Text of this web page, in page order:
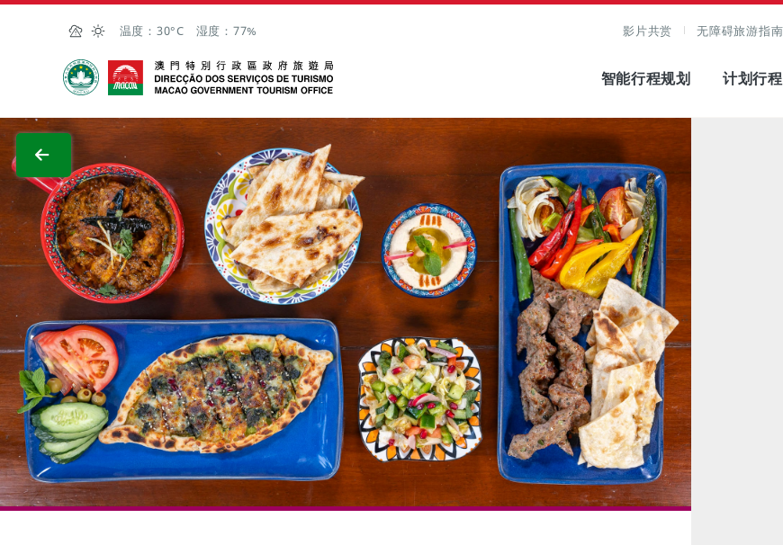
跳至主内容
温度： 30°C 湿度： 77% 影片共赏 无障碍旅游指南
澳门特别行政区政府旅游局
智能行程规划 计划行程